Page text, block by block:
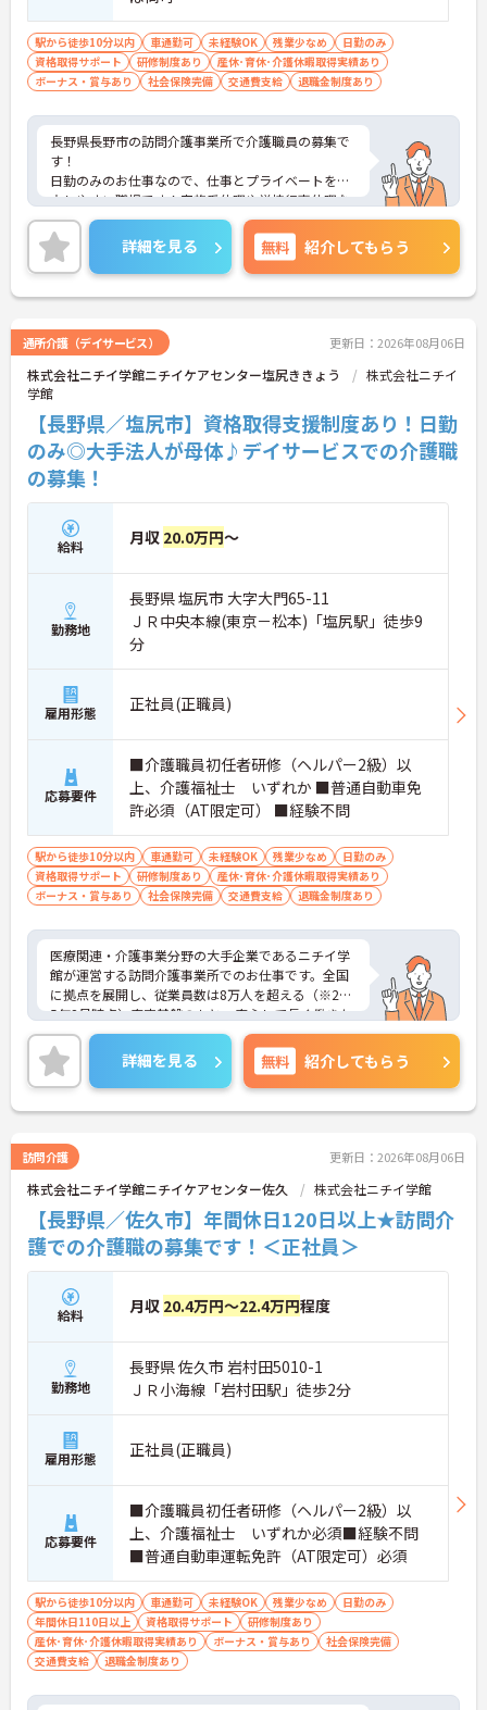
駅から徒歩10分以内 車通勤可 未経験OK 残業少なめ
日勤のみ
資格取得サポート
研修制度あり
産休･育休･介護休暇取得実績あり
ボーナス・賞与あり
社会保険完備 交通費支給 退職金制度あり
長野県長野市の訪問介護事業所で介護職員の募集で
す！
日勤のみのお仕事なので、仕事とプライベートを両
立しやすい職場です！家族愛休暇や学校行事休暇な
ど、休暇制度も充実♪ご家族のいる方でも安心して
働けます！
ご興味のある方は、面接ポイントをお伝えしますの
で、お気軽にご連絡ください。
詳細を見る 無料 紹介してもらう
通所介護（デイサービス） 更新日：2026年08月06日
株式会社ニチイ学館ニチイケアセンター塩尻ききょう
株式会社ニチイ
学館
【長野県／塩尻市】資格取得支援制度あり！日勤
のみ◎大手法人が母体♪デイサービスでの介護職
の募集！
給料 月収 20.0万円～
勤務地
長野県 塩尻市 大字大門65-11
ＪＲ中央本線(東京－松本)「塩尻駅」徒歩9
分
雇用形態 正社員(正職員)
応募要件
■介護職員初任者研修（ヘルパー2級）以
上、介護福祉士 いずれか ■普通自動車免
許必須（AT限定可） ■経験不問
駅から徒歩10分以内 車通勤可 未経験OK 残業少なめ
日勤のみ
資格取得サポート
研修制度あり
産休･育休･介護休暇取得実績あり
ボーナス・賞与あり
社会保険完備 交通費支給 退職金制度あり
医療関連・介護事業分野の大手企業であるニチイ学
館が運営する訪問介護事業所でのお仕事です。全国
に拠点を展開し、従業員数は8万人を超える（※202
5年2月時点）安定基盤のもと、安心して長く働きた
い方に最適な環境です。資格取得支援制度など、ス
キルアップを支援する体制も充実しており、未経験
の方でも安心してチャレンジできます。子育て中の
スタッフ、中高年、シニア世代と幅広い世代が活躍
されており、様々なシフトバリエーションがあるた
います。ご興味のある方には、面接対策ポイントな
ど、さらに詳細をお話ししますのでお気軽にご相談
ください！
詳細を見る 無料 紹介してもらう
訪問介護 更新日：2026年08月06日
株式会社ニチイ学館ニチイケアセンター佐久 株式会社ニチイ学館
【長野県／佐久市】年間休日120日以上★訪問介
護での介護職の募集です！＜正社員＞
給料 月収 20.4万円～22.4万円程度
勤務地
長野県 佐久市 岩村田5010-1
ＪＲ小海線「岩村田駅」徒歩2分
雇用形態 正社員(正職員)
応募要件
■介護職員初任者研修（ヘルパー2級）以
上、介護福祉士 いずれか必須■経験不問
■普通自動車運転免許（AT限定可）必須
駅から徒歩10分以内 車通勤可 未経験OK 残業少なめ
日勤のみ
年間休日110日以上
資格取得サポート
研修制度あり
産休･育休･介護休暇取得実績あり
ボーナス・賞与あり
社会保険完備
交通費支給
退職金制度あり